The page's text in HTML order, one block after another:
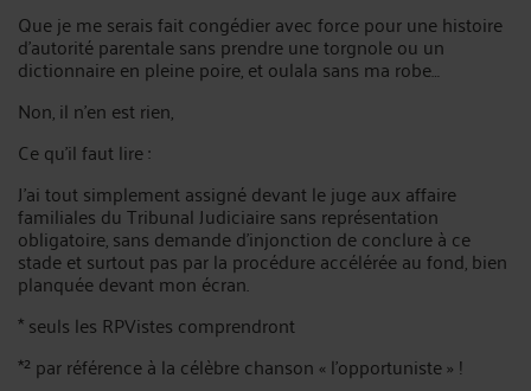
Que je me serais fait congédier avec force pour une histoire
d’autorité parentale sans prendre une torgnole ou un
dictionnaire en pleine poire, et oulala sans ma robe…
Non, il n’en est rien,
Ce qu’il faut lire :
J’ai tout simplement assigné devant le juge aux affaire
familiales du Tribunal Judiciaire sans représentation
obligatoire, sans demande d’injonction de conclure à ce
stade et surtout pas par la procédure accélérée au fond, bien
planquée devant mon écran.
* seuls les RPVistes comprendront
*² par référence à la célèbre chanson « l’opportuniste » !